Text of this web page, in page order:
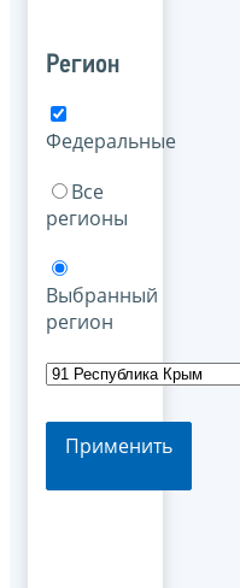
Регион
Федеральные
Все
регионы
Выбранный
регион
Применить